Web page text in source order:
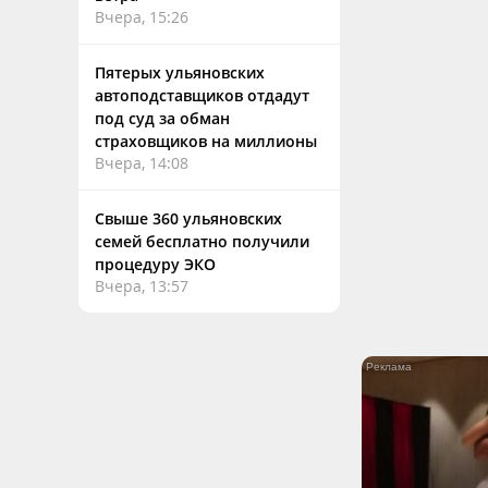
Вчера, 15:26
Пятерых ульяновских
автоподставщиков отдадут
под суд за обман
страховщиков на миллионы
Вчера, 14:08
Свыше 360 ульяновских
семей бесплатно получили
процедуру ЭКО
Вчера, 13:57